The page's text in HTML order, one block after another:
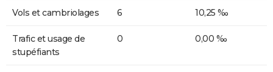
Vols et cambriolages 6 10,25 ‰
Trafic et usage de
stupéfiants
0 0,00 ‰